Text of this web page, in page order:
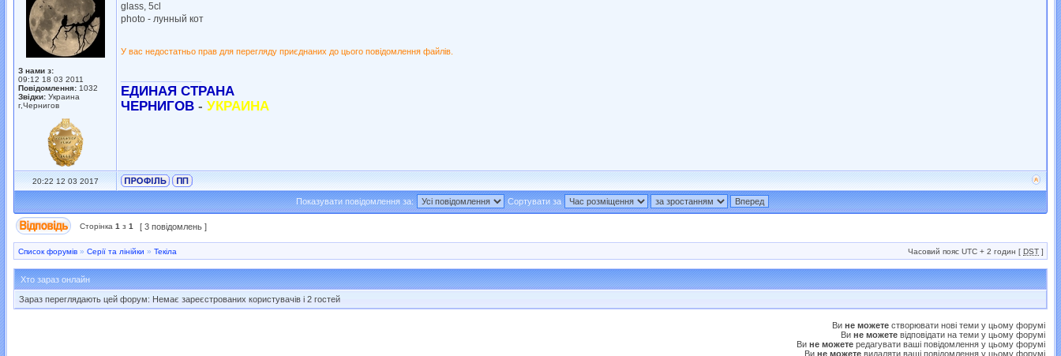
З нами з:
09:12 18 03 2011
Повідомлення: 1032
Звідки: Украина
г,Чернигов
glass, 5cl
photo - лунный кот
У вас недостатньо прав для перегляду приєднаних до цього повідомлення файлів.
ЕДИНАЯ СТРАНА
ЧЕРНИГОВ - УКРАИНА
20:22 12 03 2017
Показувати повідомлення за: Сортувати за
Сторінка 1 з 1 [ 3 повідомлень ]
Список форумів » Серії та лінійки » Текіла Часовий пояс UTC + 2 годин [ DST ]
Хто зараз онлайн
Зараз переглядають цей форум: Немає зареєстрованих користувачів і 2 гостей
Ви не можете створювати нові теми у цьому форумі
Ви не можете відповідати на теми у цьому форумі
Ви не можете редагувати ваші повідомлення у цьому форумі
Ви не можете видаляти ваші повідомлення у цьому форумі